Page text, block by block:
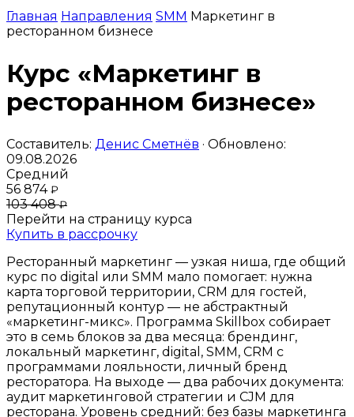
Главная Направления SMM Маркетинг в
ресторанном бизнесе
Курс «Маркетинг в
ресторанном бизнесе»
Составитель: Денис Сметнёв · Обновлено:
09.08.2026
Средний
56 874₽
103 408₽
Перейти на страницу курса
Купить в рассрочку
Ресторанный маркетинг — узкая ниша, где общий
курс по digital или SMM мало помогает: нужна
карта торговой территории, CRM для гостей,
репутационный контур — не абстрактный
«маркетинг-микс». Программа Skillbox собирает
это в семь блоков за два месяца: брендинг,
локальный маркетинг, digital, SMM, CRM с
программами лояльности, личный бренд
ресторатора. На выходе — два рабочих документа:
аудит маркетинговой стратегии и CJM для
ресторана. Уровень средний: без базы маркетинга